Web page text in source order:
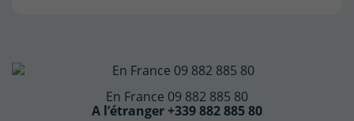
En France 09 882 885 80
A l’étranger +339 882 885 80